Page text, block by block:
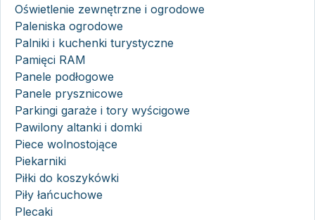
Oświetlenie zewnętrzne i ogrodowe
Paleniska ogrodowe
Palniki i kuchenki turystyczne
Pamięci RAM
Panele podłogowe
Panele prysznicowe
Parkingi garaże i tory wyścigowe
Pawilony altanki i domki
Piece wolnostojące
Piekarniki
Piłki do koszykówki
Piły łańcuchowe
Plecaki